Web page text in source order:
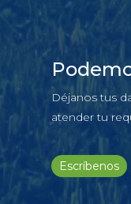
Déjanos tus
atender tu
Escríbenos